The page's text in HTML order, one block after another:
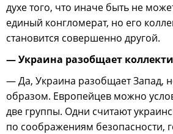
духе того, что иначе быть не
единый конгломерат, но его
становится совершенно другой.
— Украина разобщает
— Да, Украина разобщает Запад,
образом. Европейцев можно
две группы. Одни считают
по соображениям безопасности,